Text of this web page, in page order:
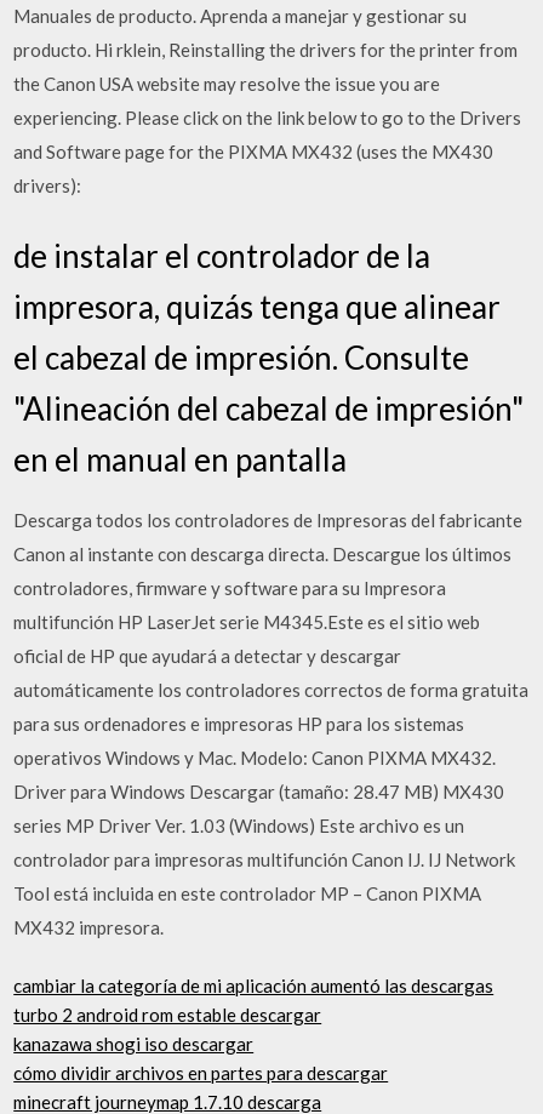
Manuales de producto. Aprenda a manejar y gestionar su
producto. Hi rklein, Reinstalling the drivers for the printer from
the Canon USA website may resolve the issue you are
experiencing. Please click on the link below to go to the Drivers
and Software page for the PIXMA MX432 (uses the MX430
drivers):
de instalar el controlador de la
impresora, quizás tenga que alinear
el cabezal de impresión. Consulte
"Alineación del cabezal de impresión"
en el manual en pantalla
Descarga todos los controladores de Impresoras del fabricante
Canon al instante con descarga directa. Descargue los últimos
controladores, firmware y software para su Impresora
multifunción HP LaserJet serie M4345.Este es el sitio web
oficial de HP que ayudará a detectar y descargar
automáticamente los controladores correctos de forma gratuita
para sus ordenadores e impresoras HP para los sistemas
operativos Windows y Mac. Modelo: Canon PIXMA MX432.
Driver para Windows Descargar (tamaño: 28.47 MB) MX430
series MP Driver Ver. 1.03 (Windows) Este archivo es un
controlador para impresoras multifunción Canon IJ. IJ Network
Tool está incluida en este controlador MP – Canon PIXMA
MX432 impresora.
cambiar la categoría de mi aplicación aumentó las descargas
turbo 2 android rom estable descargar
kanazawa shogi iso descargar
cómo dividir archivos en partes para descargar
minecraft journeymap 1.7.10 descarga